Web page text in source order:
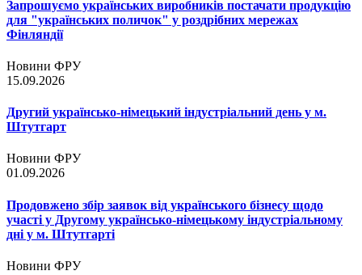
Запрошуємо українських виробників постачати продукцію
для "українських поличок" у роздрібних мережах
Фінляндії
Новини ФРУ
15.09.2026
Другий українсько-німецький індустріальний день у м.
Штутгарт
Новини ФРУ
01.09.2026
Продовжено збір заявок від українського бізнесу щодо
участі у Другому українсько-німецькому індустріальному
дні у м. Штутгарті
Новини ФРУ